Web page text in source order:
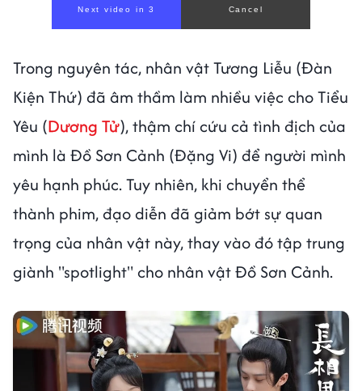
00:00/ 01:05
Trong nguyên tác, nhân vật Tương Liễu (Đàn
Kiện Thứ) đã âm thầm làm nhiều việc cho Tiểu
Yêu (Dương Tử), thậm chí cứu cả tình địch của
mình là Đồ Sơn Cảnh (Đặng Vi) để người mình
yêu hạnh phúc. Tuy nhiên, khi chuyển thể
thành phim, đạo diễn đã giảm bớt sự quan
trọng của nhân vật này, thay vào đó tập trung
giành "spotlight" cho nhân vật Đồ Sơn Cảnh.